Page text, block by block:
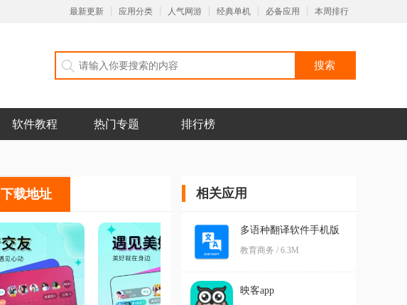
最新更新 应用分类 人气网游 经典单机 必备应用 本周排行
软件教程 热门专题 排行榜
下载地址 相关应用
多语种翻译软件手机版
教育商务 / 6.3M
映客app